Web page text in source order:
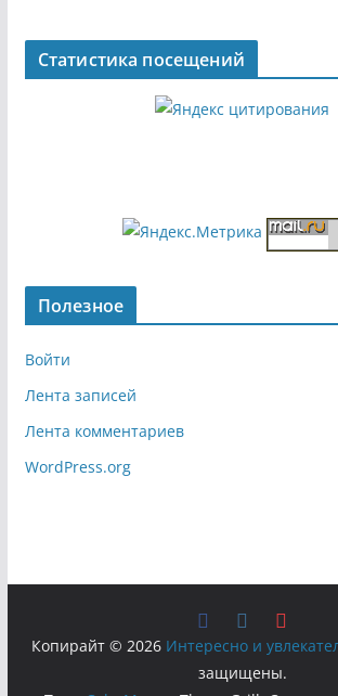
Статистика посещений
Полезное
Войти
Лента записей
Лента комментариев
WordPress.org
Копирайт © 2026 Интересно и
защищены.